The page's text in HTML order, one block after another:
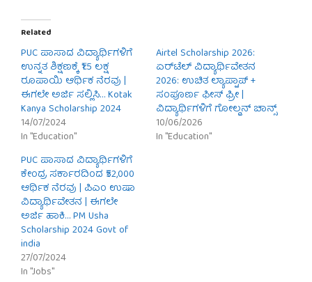
Related
PUC ಪಾಸಾದ ವಿದ್ಯಾರ್ಥಿಗಳಿಗೆ
ಉನ್ನತ ಶಿಕ್ಷಣಕ್ಕೆ ₹1.5 ಲಕ್ಷ
ರೂಪಾಯಿ ಆರ್ಥಿಕ ನೆರವು |
ಈಗಲೇ ಅರ್ಜಿ ಸಲ್ಲಿಸಿ… Kotak
Kanya Scholarship 2024
14/07/2024
In "Education"
Airtel Scholarship 2026:
ಏರ್‌ಟೆಲ್ ವಿದ್ಯಾರ್ಥಿವೇತನ
2026: ಉಚಿತ ಲ್ಯಾಪ್ಟಾಪ್ +
ಸಂಪೂರ್ಣ ಫೀಸ್ ಫ್ರೀ |
ವಿದ್ಯಾರ್ಥಿಗಳಿಗೆ ಗೋಲ್ಡನ್ ಚಾನ್ಸ್
10/06/2026
In "Education"
PUC ಪಾಸಾದ ವಿದ್ಯಾರ್ಥಿಗಳಿಗೆ
ಕೇಂದ್ರ ಸರ್ಕಾರದಿಂದ ₹52,000
ಆರ್ಥಿಕ ನೆರವು | ಪಿಎಂ ಉಷಾ
ವಿದ್ಯಾರ್ಥಿವೇತನ | ಈಗಲೇ
ಅರ್ಜಿ ಹಾಕಿ… PM Usha
Scholarship 2024 Govt of
india
27/07/2024
In "Jobs"